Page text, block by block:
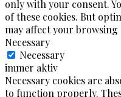
only with your consent.
of these cookies. But
may affect your browsing
Necessary
Necessary
immer aktiv
Necessary cookies are
to function properly.